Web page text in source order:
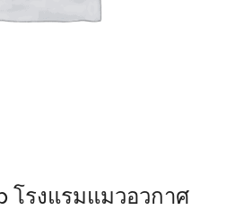
โรงแรมแมวอวกาศ